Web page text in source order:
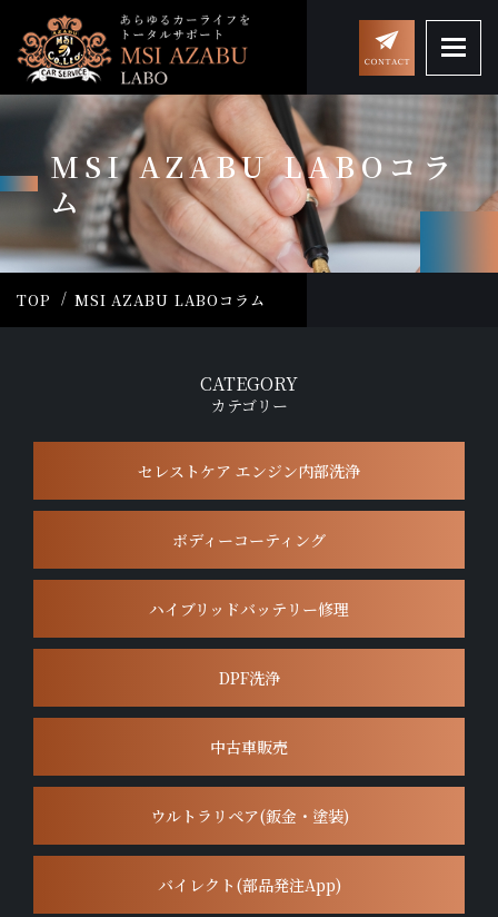
MSI AZABU LABOコラ
ム
TOP MSI AZABU LABOコラム
CATEGORY
カテゴリー
セレストケア エンジン内部洗浄
ボディーコーティング
ハイブリッドバッテリー修理
DPF洗浄
中古車販売
ウルトラリペア(鈑金・塗装)
バイレクト(部品発注App)